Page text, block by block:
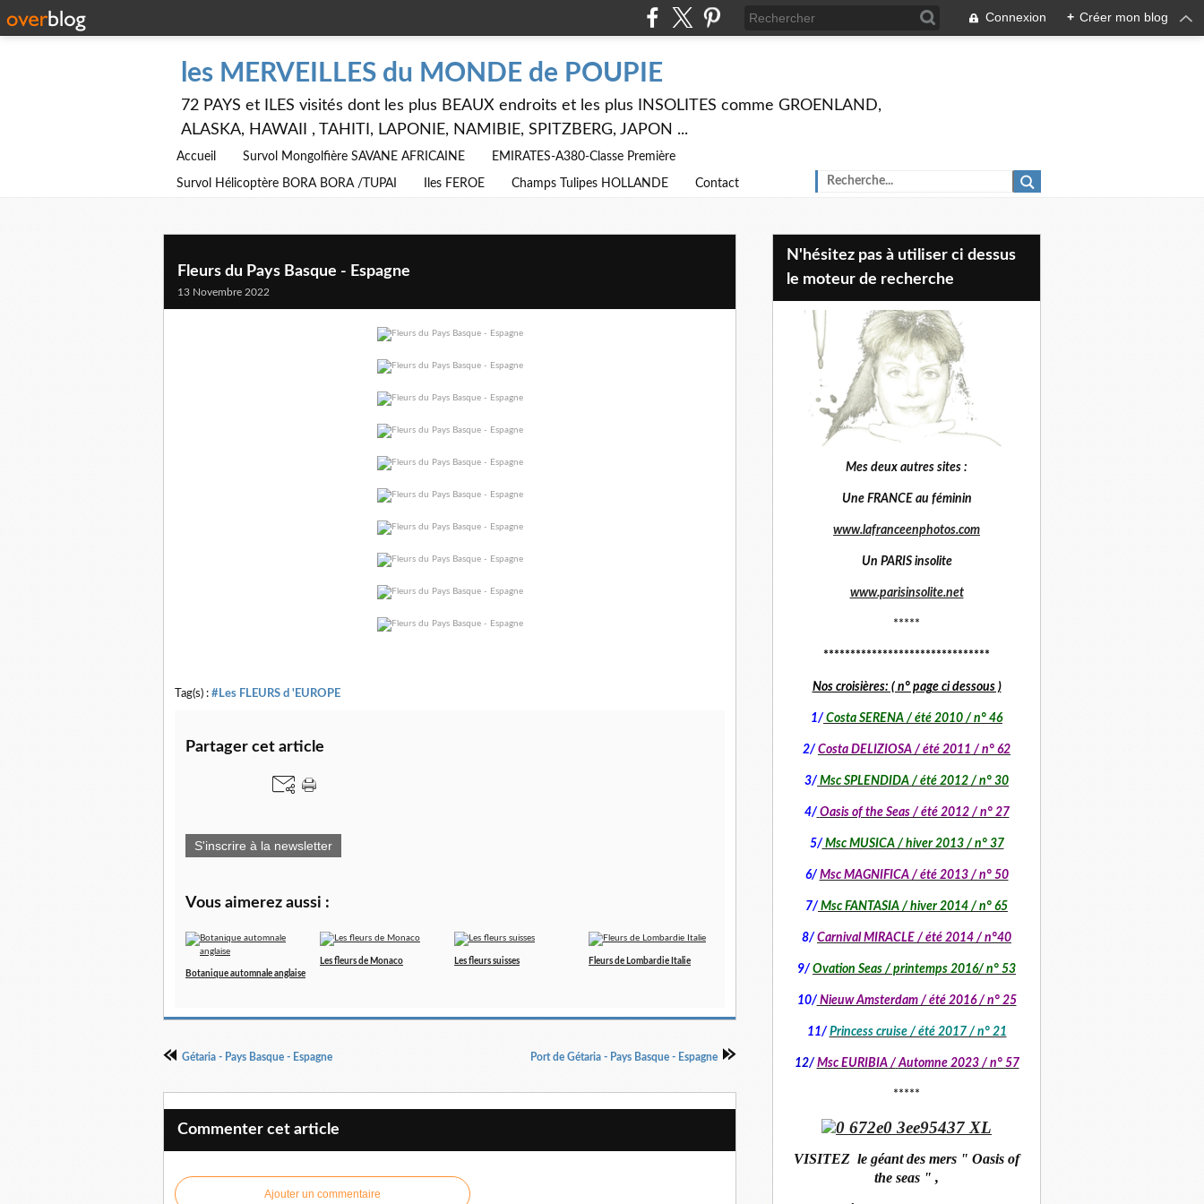
Connexion + Créer mon blog
les MERVEILLES du MONDE de POUPIE
72 PAYS et ILES visités dont les plus BEAUX endroits et les plus INSOLITES comme GROENLAND,
ALASKA, HAWAII , TAHITI, LAPONIE, NAMIBIE, SPITZBERG, JAPON ...
Accueil Survol Mongolfière SAVANE AFRICAINE EMIRATES-A380-Classe Première
Survol Hélicoptère BORA BORA /TUPAI Iles FEROE Champs Tulipes HOLLANDE Contact
Fleurs du Pays Basque - Espagne
13 Novembre 2022
Tag(s) : #Les FLEURS d 'EUROPE
Partager cet article
S'inscrire à la newsletter
Vous aimerez aussi :
Botanique automnale anglaise
Les fleurs de Monaco Les fleurs suisses Fleurs de Lombardie Italie
Gétaria - Pays Basque - Espagne Port de Gétaria - Pays Basque - Espagne
Commenter cet article
Ajouter un commentaire
N'hésitez pas à utiliser ci dessus
le moteur de recherche
Mes deux autres sites :
Une FRANCE au féminin
www.lafranceenphotos.com
Un PARIS insolite
www.parisinsolite.net
*****
*******************************
Nos croisières: ( n° page ci dessous )
1/ Costa SERENA / été 2010 / n° 46
2/ Costa DELIZIOSA / été 2011 / n° 62
3/ Msc SPLENDIDA / été 2012 / n° 30
4/ Oasis of the Seas / été 2012 / n° 27
5/Msc MUSICA / hiver 2013 / n° 37
6/ Msc MAGNIFICA / été 2013 / n° 50
7/ Msc FANTASIA / hiver 2014 / n° 65
8/ Carnival MIRACLE / été 2014 / n°40
9/ Ovation Seas / printemps 2016/ n° 53
10/Nieuw Amsterdam / été 2016 / n° 25
11/ Princess cruise / été 2017 / n° 21
12/ Msc EURIBIA / Automne 2023 / n° 57
*****
VISITEZ le géant des mers " Oasis of
the seas " ,